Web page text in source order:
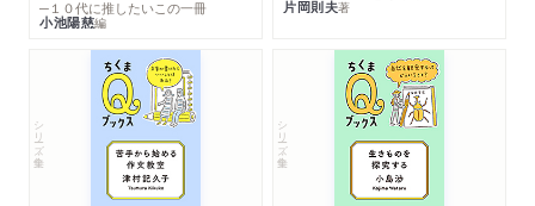
─１０代に推したいこの一冊
小池陽慈編
片岡則夫著
シリーズ・全集 シリーズ・全集